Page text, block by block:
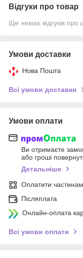
Відгуки про товар
Ще немає відгуків про
Умови доставки
Нова Пошта
Всі умови доставки
Умови оплати
Ви отримаєте
або гроші
Детальніше
Оплатити
Післяплата
Онлайн-оплата
Всі умови оплати